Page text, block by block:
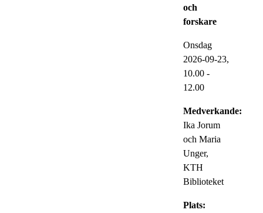
och
forskare
Onsdag
2026-09-23,
10.00 -
12.00
Medverkande:
Ika Jorum
och Maria
Unger,
KTH
Biblioteket
Plats: